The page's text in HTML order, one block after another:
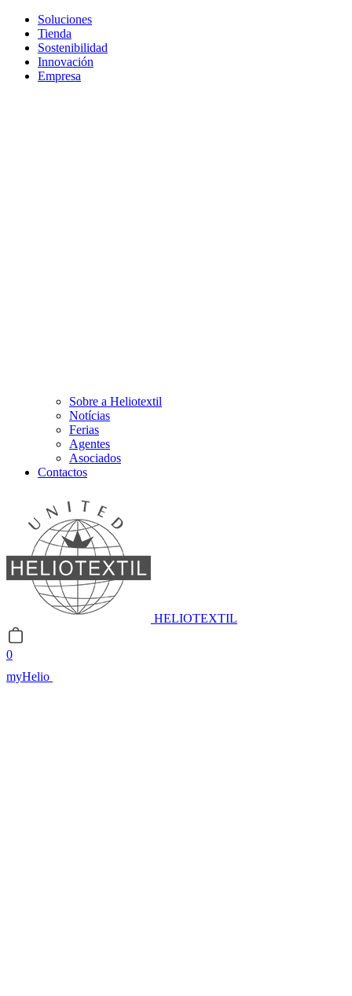
Soluciones
Tienda
Sostenibilidad
Innovación
Empresa
Sobre a Heliotextil
Notícias
Ferias
Agentes
Asociados
Contactos
HELIOTEXTIL
0
myHelio